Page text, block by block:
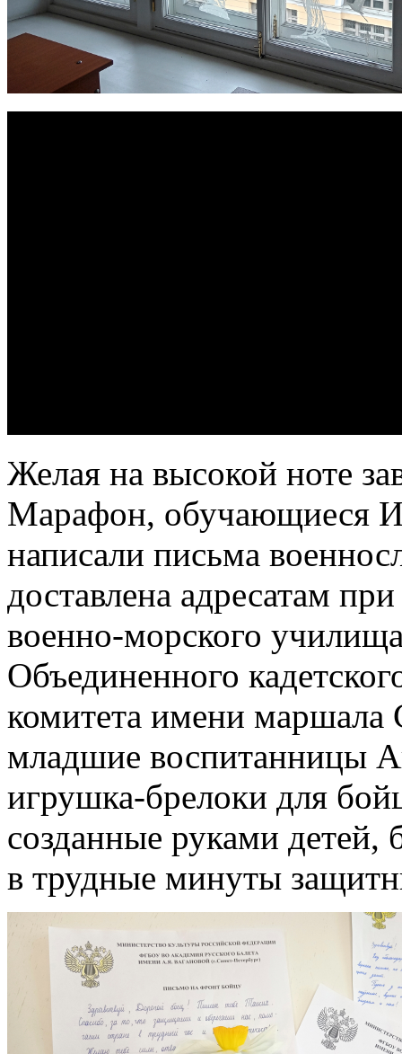
Желая на высокой ноте
Марафон, обучающиеся
написали письма
доставлена адресатам
военно-морского
Объединенного
комитета имени маршала
младшие воспитанницы
игрушка-брелоки для
созданные руками детей,
в трудные минуты